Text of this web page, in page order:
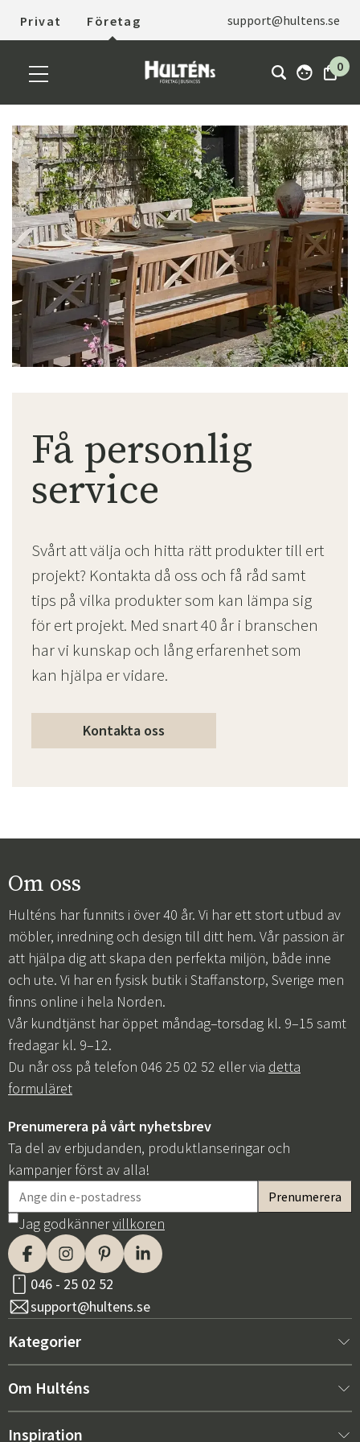
Privat Företag support@hultens.se
0
Få personlig
service
Svårt att välja och hitta rätt produkter till ert
projekt? Kontakta då oss och få råd samt
tips på vilka produkter som kan lämpa sig
för ert projekt. Med snart 40 år i branschen
har vi kunskap och lång erfarenhet som
kan hjälpa er vidare.
Kontakta oss
Om oss
Hulténs har funnits i över 40 år. Vi har ett stort utbud av
möbler, inredning och design till ditt hem. Vår passion är
att hjälpa dig att skapa den perfekta miljön, både inne
och ute. Vi har en fysisk butik i Staffanstorp, Sverige men
finns online i hela Norden.
Vår kundtjänst har öppet måndag–torsdag kl. 9–15 samt
fredagar kl. 9–12.
Du når oss på telefon 046 25 02 52 eller via detta
formuläret
Prenumerera på vårt nyhetsbrev
Ta del av erbjudanden, produktlanseringar och
kampanjer först av alla!
Jag godkännervillkoren
046 - 25 02 52
support@hultens.se
Kategorier
Nytt hos oss
Om Hulténs
Om Hulténs
Inspiration